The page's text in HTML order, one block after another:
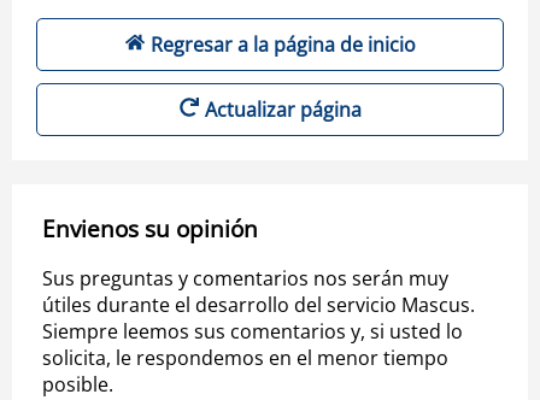
Regresar a la página de inicio
Actualizar página
Envienos su opinión
Sus preguntas y comentarios nos serán muy
útiles durante el desarrollo del servicio Mascus.
Siempre leemos sus comentarios y, si usted lo
solicita, le respondemos en el menor tiempo
posible.